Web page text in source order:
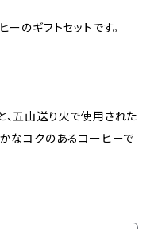
のギフトセットです。
五山送り火で使用された
なコクのあるコーヒーで